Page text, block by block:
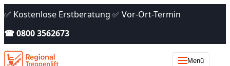
✅ Kostenlose Erstberatung ✅ Vor-Ort-Termin
☎ 0800 3562673
Menü